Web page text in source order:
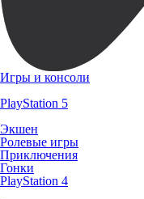
Игры и консоли
PlayStation 5
Экшен
Ролевые игры
Приключения
Гонки
PlayStation 4